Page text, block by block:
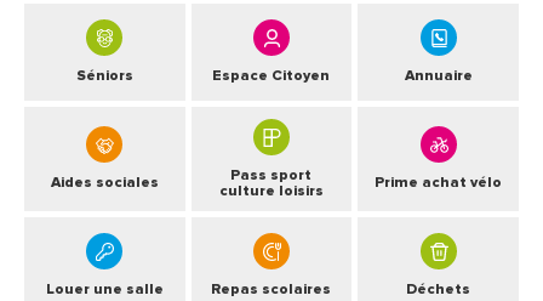
Séniors Espace Citoyen Annuaire
Aides sociales
Pass sport
culture loisirs
Prime achat vélo
Louer une salle Repas scolaires Déchets